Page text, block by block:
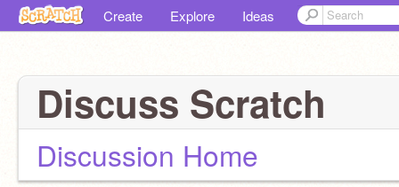
Create Explore Ideas
Discuss Scratch
Discussion Home